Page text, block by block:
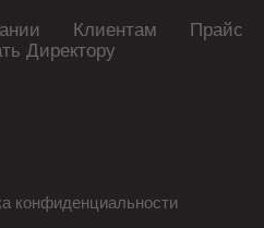
Клиентам Прайс
Директору
конфиденциальности